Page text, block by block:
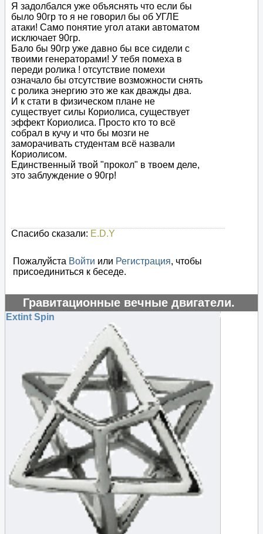
Я задолбался уже объяснять что если бы
было 90гр то я не говорил бы об УГЛЕ
атаки! Само понятие угол атаки автоматом
исключает 90гр.
Бало бы 90гр уже давно бы все сидели с
твоими генераторами! У тебя помеха в
переди ролика ! отсутствие помехи
означало бы отсутствие возможности снять
с ролика энергию это же как дважды два.
И к стати в физическом плане не
существует силы Кориолиса, существует
эффект Кориолиса. Просто кто то всё
собрал в кучу и что бы мозги не
заморачивать студентам всё назвали
Кориолисом.
Единственный твой "прокол" в твоем деле,
это заблуждение о 90гр!
Спасибо сказали: E.D.Y
Пожалуйста Войти или Регистрация, чтобы
присоединиться к беседе.
Гравитационные вечные двигатели.
#124421
Extint Spin